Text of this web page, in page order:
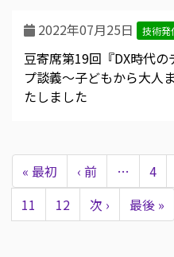
2022年07月25日 技術発
豆寄席第19回『DX時代
プ談義～子どもから大人
たしました
ペ
ジ
送
り
先
頭
ペ
« 最初
前
ペ
ー
‹ 前 … Page
4
Page
11 Page
12
次
ペ
次 ›
最
終
最後 »